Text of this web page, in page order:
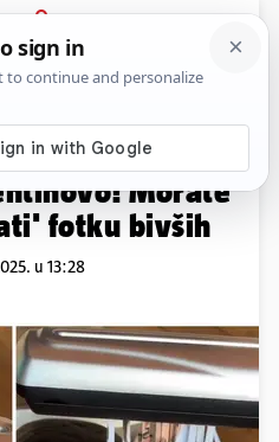
PRIJAVA
Viral Komentari
nudi besplatne
Morate
fotku bivših
u 13:28